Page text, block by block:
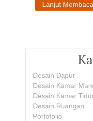
Lanjut Membaca
Desain Dapur
Desain Kamar
Desain Kamar
Desain Ruangan
Portofolio